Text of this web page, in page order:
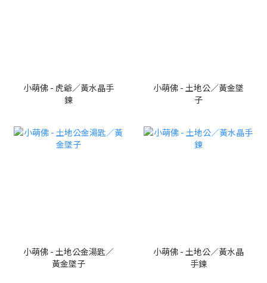
小萌佛 - 虎爺／黃水晶手
鍊
小萌佛 - 土地公／黃金墜
子
小萌佛 - 土地公金湯匙／
黃金墜子
小萌佛 - 土地公／黃水晶
手鍊